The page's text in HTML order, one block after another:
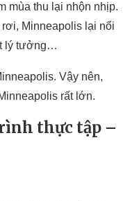
mùa thu lại nhộn nhịp.
Minneapolis lại nổi
lý tưởng…
Vậy nên,
rất lớn.
thực tập –